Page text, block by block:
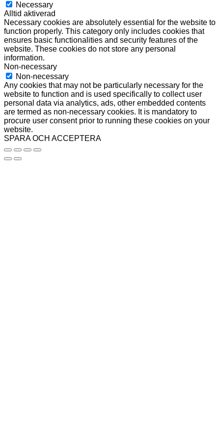
Necessary
Alltid aktiverad
Necessary cookies are absolutely essential for the website to
function properly. This category only includes cookies that
ensures basic functionalities and security features of the
website. These cookies do not store any personal
information.
Non-necessary
Non-necessary
Any cookies that may not be particularly necessary for the
website to function and is used specifically to collect user
personal data via analytics, ads, other embedded contents
are termed as non-necessary cookies. It is mandatory to
procure user consent prior to running these cookies on your
website.
SPARA OCH ACCEPTERA